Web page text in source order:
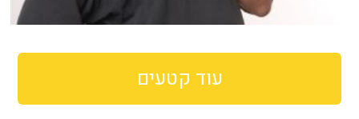
עוד קטעים